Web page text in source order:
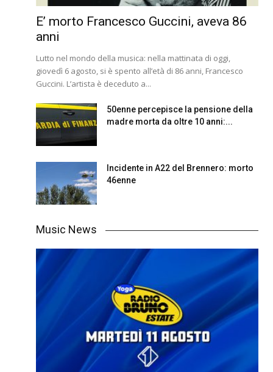
E’ morto Francesco Guccini, aveva 86
anni
Lutto nel mondo della musica: nella mattinata di oggi,
giovedì 6 agosto, si è spento all’età di 86 anni, Francesco
Guccini. L’artista è deceduto a...
50enne percepisce la pensione della
madre morta da oltre 10 anni:...
Incidente in A22 del Brennero: morto
46enne
Music News